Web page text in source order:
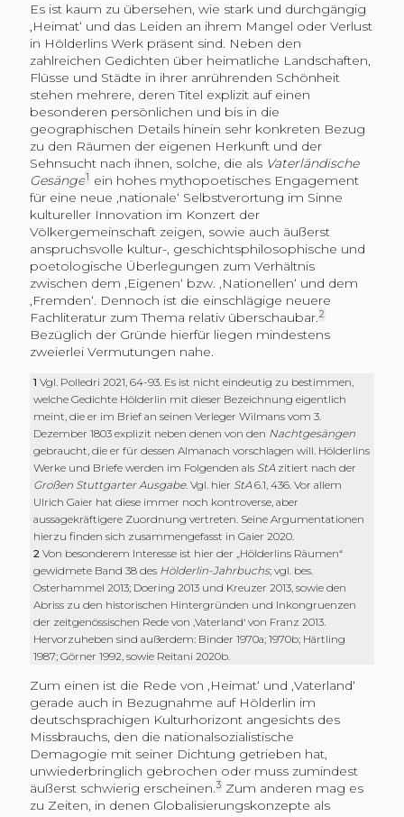
Es ist kaum zu übersehen, wie stark und durchgängig
‚Heimat‘ und das Leiden an ihrem Mangel oder Verlust
in Hölderlins Werk präsent sind. Neben den
zahlreichen Gedichten über heimatliche Landschaften,
Flüsse und Städte in ihrer anrührenden Schönheit
stehen mehrere, deren Titel explizit auf einen
besonderen persönlichen und bis in die
geographischen Details hinein sehr konkreten Bezug
zu den Räumen der eigenen Herkunft und der
Sehnsucht nach ihnen, solche, die als Vaterländische
Gesänge1 ein hohes mythopoetisches Engagement
für eine neue ‚nationale‘ Selbstverortung im Sinne
kultureller Innovation im Konzert der
Völkergemeinschaft zeigen, sowie auch äußerst
anspruchsvolle kultur-, geschichtsphilosophische und
poetologische Überlegungen zum Verhältnis
zwischen dem ‚Eigenen‘ bzw. ‚Nationellen‘ und dem
‚Fremden‘. Dennoch ist die einschlägige neuere
Fachliteratur zum Thema relativ überschaubar.2
Bezüglich der Gründe hierfür liegen mindestens
zweierlei Vermutungen nahe.
1Vgl. Polledri 2021, 64-93. Es ist nicht eindeutig zu bestimmen,
welche Gedichte Hölderlin mit dieser Bezeichnung eigentlich
meint, die er im Brief an seinen Verleger Wilmans vom 3.
Dezember 1803 explizit neben denen von den Nachtgesängen
gebraucht, die er für dessen Almanach vorschlagen will. Hölderlins
Werke und Briefe werden im Folgenden als StAzitiert nach der
Großen Stuttgarter Ausgabe. Vgl. hier StA6.1, 436. Vor allem
Ulrich Gaier hat diese immer noch kontroverse, aber
aussagekräftigere Zuordnung vertreten. Seine Argumentationen
hierzu finden sich zusammengefasst in Gaier 2020.
2Von besonderem Interesse ist hier der „Hölderlins Räumen“
gewidmete Band 38 des Hölderlin-Jahrbuchs; vgl. bes.
Osterhammel 2013; Doering 2013 und Kreuzer 2013, sowie den
Abriss zu den historischen Hintergründen und Inkongruenzen
der zeitgenössischen Rede von ‚Vaterland‘ von Franz 2013.
Hervorzuheben sind außerdem: Binder 1970a; 1970b; Härtling
1987; Görner 1992, sowie Reitani 2020b.
Zum einen ist die Rede von ‚Heimat‘ und ‚Vaterland‘
gerade auch in Bezugnahme auf Hölderlin im
deutschsprachigen Kulturhorizont angesichts des
Missbrauchs, den die nationalsozialistische
Demagogie mit seiner Dichtung getrieben hat,
unwiederbringlich gebrochen oder muss zumindest
äußerst schwierig erscheinen.3 Zum anderen mag es
zu Zeiten, in denen Globalisierungskonzepte als